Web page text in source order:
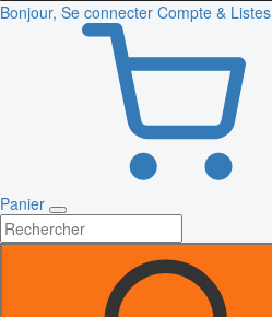
Bonjour, Se connecter Compte & Listes
Panier